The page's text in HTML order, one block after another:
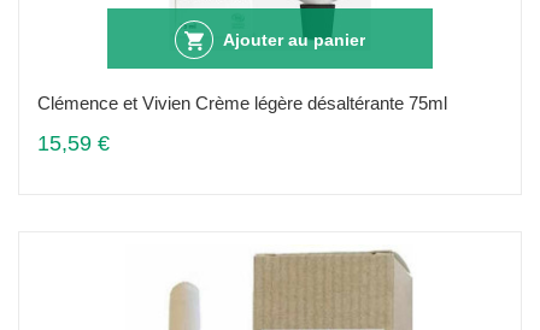
Ajouter au panier
Clémence et Vivien Crème légère désaltérante 75ml
15,59 €